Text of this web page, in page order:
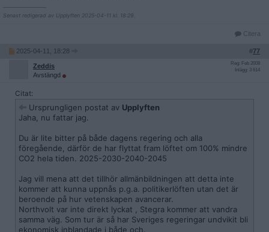
Senast redigerad av Upplyften 2025-04-11 kl. 18:29.
Citera
2025-04-11, 18:28 #77
Zeddis
Avstängd
Reg: Feb 2008
Inlägg: 3 614
Citat:
Ursprungligen postat av Upplyften
Jaha, nu fattar jag.
Du är lite bitter på både dagens regering och alla
föregående, därför de har flyttat fram löftet om 100% mindre
CO2 hela tiden. 2025-2030-2040-2045
Jag vill mena att det tillhör allmänbildningen att detta inte
kommer att kunna uppnås p.g.a. politikerlöften utan det är
beroende på hur vetenskapen avancerar.
Northvolt var inte direkt lyckat , Stegra kommer att vandra
samma väg. Som tur är så har Sveriges regeringar undvikit bli
ekonomisk inblandade i både och.